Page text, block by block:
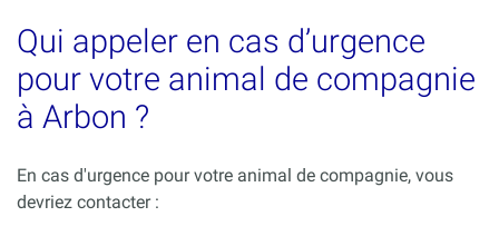
Qui appeler en cas d’urgence
pour votre animal de compagnie
à Arbon ?
En cas d'urgence pour votre animal de compagnie, vous
devriez contacter :